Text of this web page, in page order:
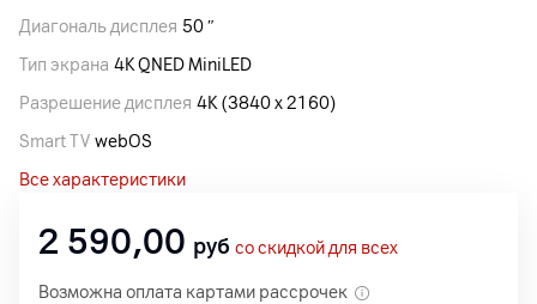
Диагональ дисплея 50 ″
Тип экрана 4K QNED MiniLED
Разрешение дисплея 4K (3840 x 2160)
Smart TV webOS
Все характеристики
2 590,00 руб со скидкой для всех
Возможна оплата картами рассрочек